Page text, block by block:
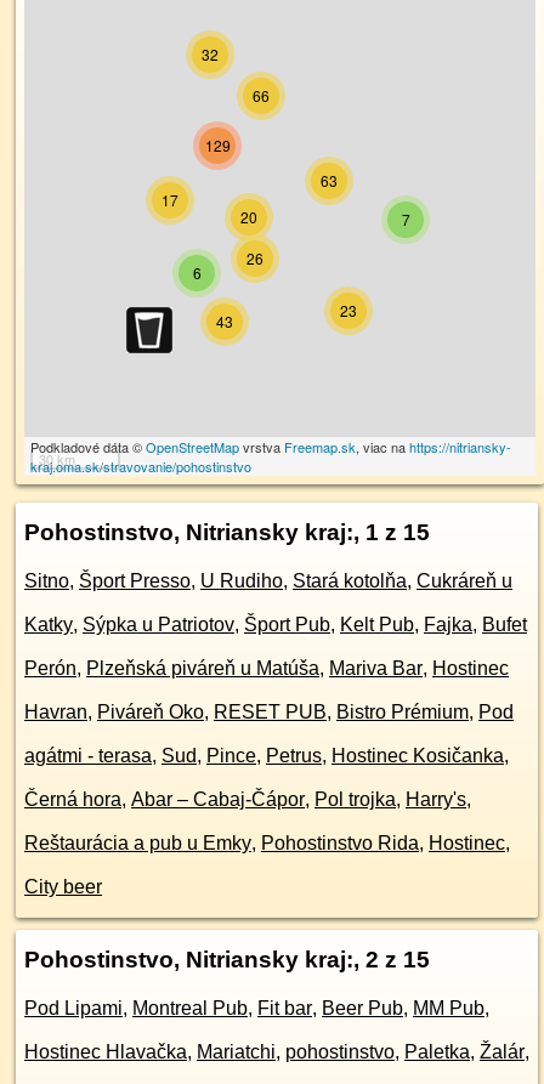
6
7
23
17
66
20
43
32
129
63
26
30 km
Podkladové dáta ©OpenStreetMapvrstva Freemap.sk, viac nahttps://nitriansky-
kraj.oma.sk/stravovanie/pohostinstvo
Pohostinstvo, Nitriansky kraj:, 1 z 15
Sitno, Šport Presso, U Rudiho, Stará kotolňa, Cukráreň u
Katky, Sýpka u Patriotov, Šport Pub, Kelt Pub, Fajka, Bufet
Perón, Plzeňská piváreň u Matúša, Mariva Bar, Hostinec
Havran, Piváreň Oko, RESET PUB, Bistro Prémium, Pod
agátmi - terasa, Sud, Pince, Petrus, Hostinec Kosičanka,
Černá hora, Abar – Cabaj-Čápor, Pol trojka, Harry's,
Reštaurácia a pub u Emky, Pohostinstvo Rida, Hostinec,
City beer
Pohostinstvo, Nitriansky kraj:, 2 z 15
Pod Lipami, Montreal Pub, Fit bar, Beer Pub, MM Pub,
Hostinec Hlavačka, Mariatchi, pohostinstvo, Paletka, Žalár,